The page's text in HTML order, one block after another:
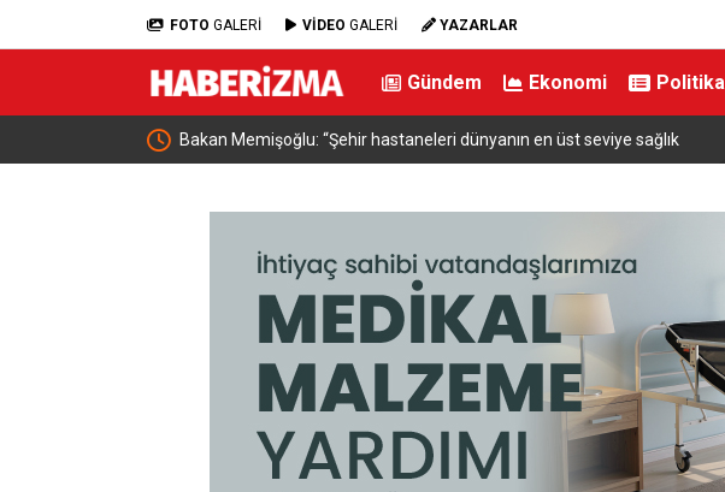
FOTO GALERİ VİDEO GALERİ YAZARLAR
Gündem Ekonomi Politika
Bakan Memişoğlu: “Şehir hastaneleri dünyanın en üst seviye sağlık